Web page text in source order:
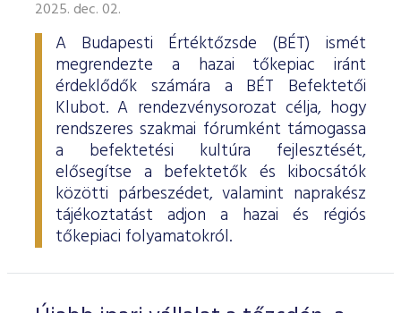
ESG Útmutató
2025. dec. 02.
A Budapesti Értéktőzsde (BÉT) ismét
megrendezte a hazai tőkepiac iránt
érdeklődők számára a BÉT Befektetői
Klubot. A rendezvénysorozat célja, hogy
rendszeres szakmai fórumként támogassa
a befektetési kultúra fejlesztését,
elősegítse a befektetők és kibocsátók
közötti párbeszédet, valamint naprakész
tájékoztatást adjon a hazai és régiós
tőkepiaci folyamatokról.